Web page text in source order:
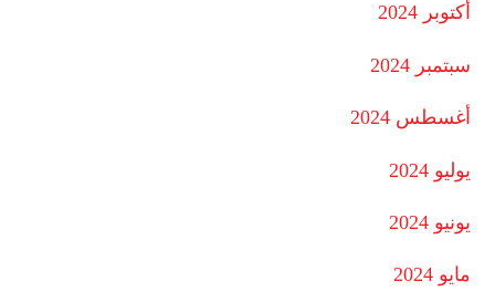
أكتوبر 2024
سبتمبر 2024
أغسطس 2024
يوليو 2024
يونيو 2024
مايو 2024